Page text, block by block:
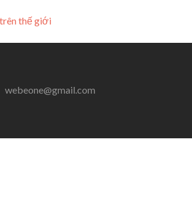
thế giới
webeone@gmail.com